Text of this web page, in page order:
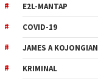
E2L-MANTAP
COVID-19
JAMES A KOJONGIAN
KRIMINAL